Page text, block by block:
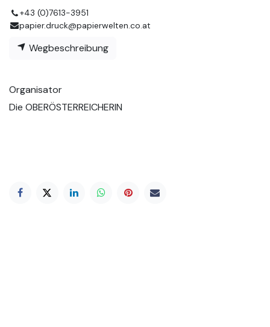
+43 (0)7613-3951
papier.druck@papierwelten.co.at
Wegbeschreibung
Organisator
Die OBERÖSTERREICHERIN